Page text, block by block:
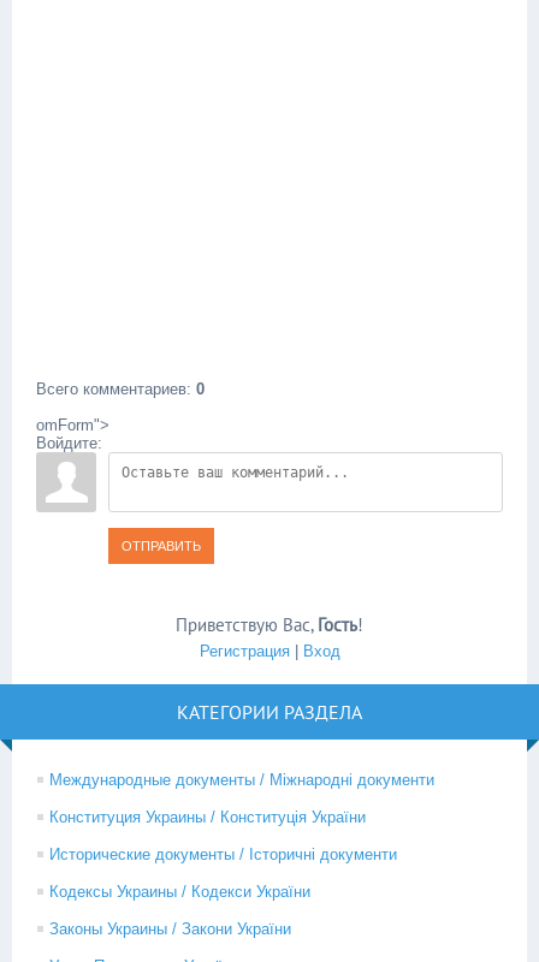
Всего комментариев: 0
omForm">
Войдите:
ОТПРАВИТЬ
Приветствую Вас, Гость!
Регистрация| Вход
КАТЕГОРИИ РАЗДЕЛА
Международные документы / Міжнародні документи
Конституция Украины / Конституція України
Исторические документы / Історичні документи
Кодексы Украины / Кодекси України
Законы Украины / Закони України